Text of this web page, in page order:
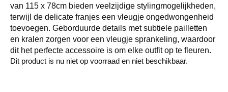
van 115 x 78cm bieden veelzijdige stylingmogelijkheden,
terwijl de delicate franjes een vleugje ongedwongenheid
toevoegen. Geborduurde details met subtiele pailletten
en kralen zorgen voor een vleugje sprankeling, waardoor
dit het perfecte accessoire is om elke outfit op te fleuren.
Dit product is nu niet op voorraad en niet beschikbaar.